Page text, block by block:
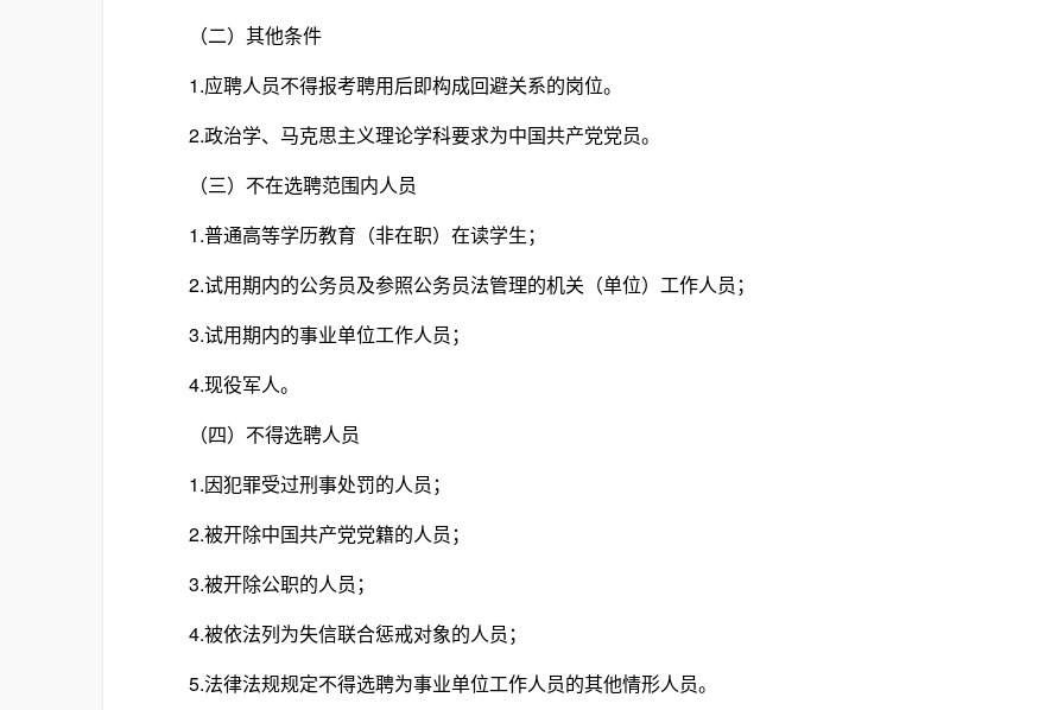
（二）其他条件
1.应聘人员不得报考聘用后即构成回避关系的岗位。
2.政治学、马克思主义理论学科要求为中国共产党党员。
（三）不在选聘范围内人员
1.普通高等学历教育（非在职）在读学生；
2.试用期内的公务员及参照公务员法管理的机关（单位）工作人员；
3.试用期内的事业单位工作人员；
4.现役军人。
（四）不得选聘人员
1.因犯罪受过刑事处罚的人员；
2.被开除中国共产党党籍的人员；
3.被开除公职的人员；
4.被依法列为失信联合惩戒对象的人员；
5.法律法规规定不得选聘为事业单位工作人员的其他情形人员。